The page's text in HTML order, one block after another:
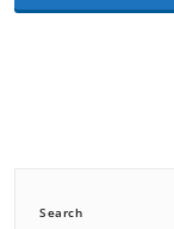
Search